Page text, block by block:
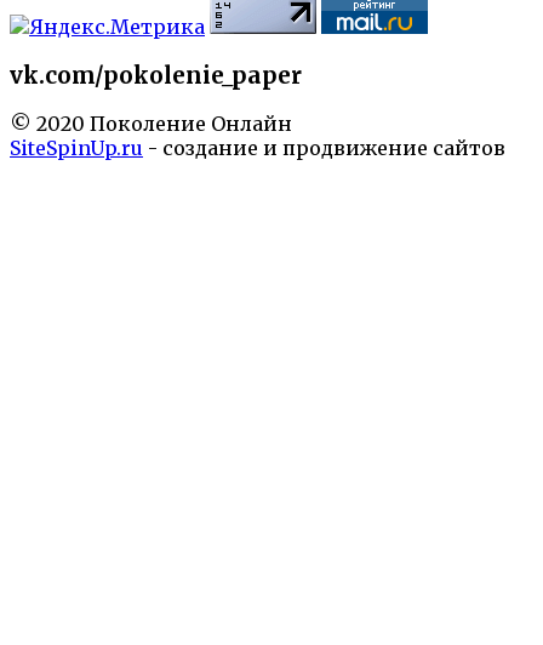
vk.com/pokolenie_paper
© 2020 Поколение Онлайн
SiteSpinUp.ru - создание и продвижение сайтов